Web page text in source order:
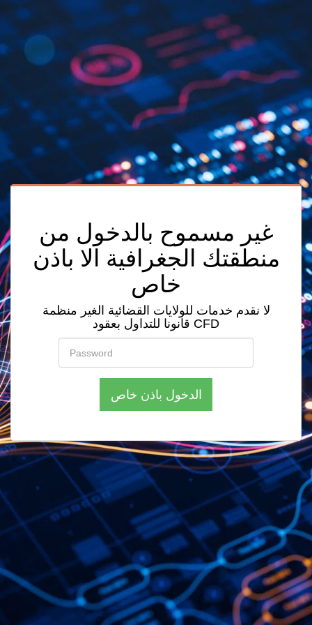
غير مسموح بالدخول من
منطقتك الجغرافية الا باذن
خاص
لا نقدم خدمات للولايات القضائية الغير منظمة
قانونا للتداول بعقود CFD
الدخول باذن خاص